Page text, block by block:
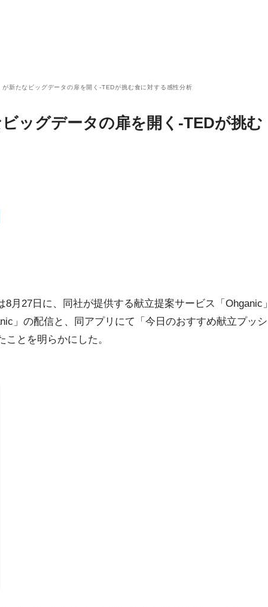
が新たなビッグデータの扉を開く-TEDが挑む食に対する感性分析
ビッグデータの扉を開く-TEDが挑む
月27日に、同社が提供する献立提案サービス「Ohganic」
」の配信と、同アプリにて「今日のおすすめ献立プッシ
とを明らかにした。